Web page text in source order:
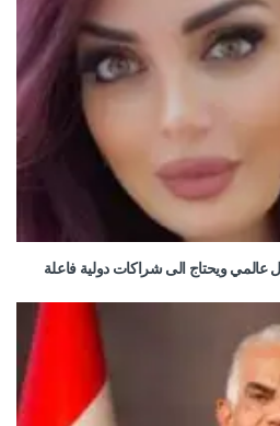
ويحتاج الى شراكات دولية فاعلة